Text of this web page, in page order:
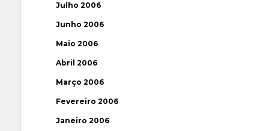
Julho 2006
Junho 2006
Maio 2006
Abril 2006
Março 2006
Fevereiro 2006
Janeiro 2006